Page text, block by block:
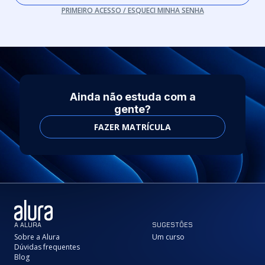
PRIMEIRO ACESSO / ESQUECI MINHA SENHA
Ainda não estuda com a
gente?
FAZER MATRÍCULA
A ALURA
Sobre a Alura
Dúvidas frequentes
Blog
SUGESTÕES
Um curso